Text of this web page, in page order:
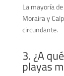
La mayoría
Moraira y
circundante.
3. ¿A
playas